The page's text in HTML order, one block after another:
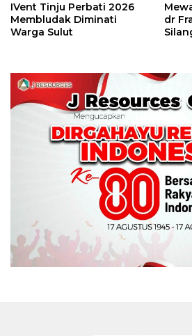
IVent Tinju Perbati 2026
Membludak Diminati
Warga Sulut
dr